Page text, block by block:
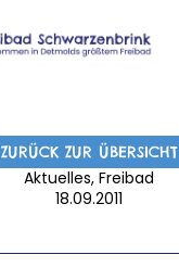
ZURÜCK ZUR ÜBERSICHT
Aktuelles, Freibad
18.09.2011